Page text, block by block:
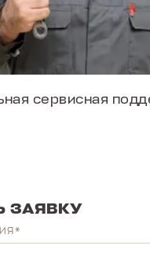
сервисная
ЗАЯВКУ